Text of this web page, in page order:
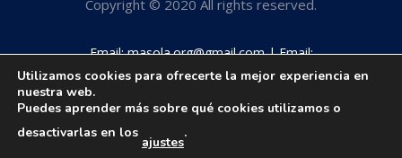
Copyright © 2020 All rights reserved.
Email: masola.org@gmail.com | Email:
rosamaestro2003@hotmail.com | Tfno: 649184063
Utilizamos cookies para ofrecerte la mejor experiencia en
nuestra web.
Puedes aprender más sobre qué cookies utilizamos o
desactivarlas en los
ajustes
.